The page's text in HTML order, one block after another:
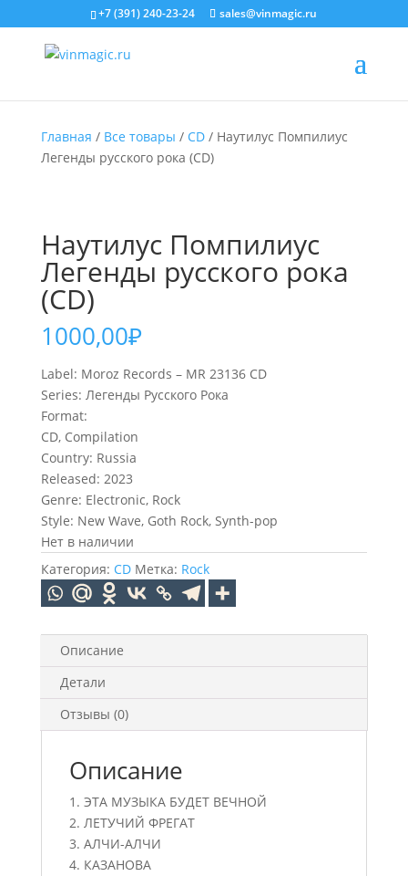
+7 (391) 240-23-24 sales@vinmagic.ru
Главная / Все товары / CD/ Наутилус Помпилиус
Легенды русского рока (CD)
Наутилус Помпилиус
Легенды русского рока
(CD)
1000,00₽
Label: Moroz Records – MR 23136 CD
Series: Легенды Русского Рока
Format:
CD, Compilation
Country: Russia
Released: 2023
Genre: Electronic, Rock
Style: New Wave, Goth Rock, Synth-pop
Нет в наличии
Категория: CD Метка: Rock
Описание
Детали
Отзывы (0)
Описание
1. ЭТА МУЗЫКА БУДЕТ ВЕЧНОЙ
2. ЛЕТУЧИЙ ФРЕГАТ
3. АЛЧИ-АЛЧИ
4. КАЗАНОВА